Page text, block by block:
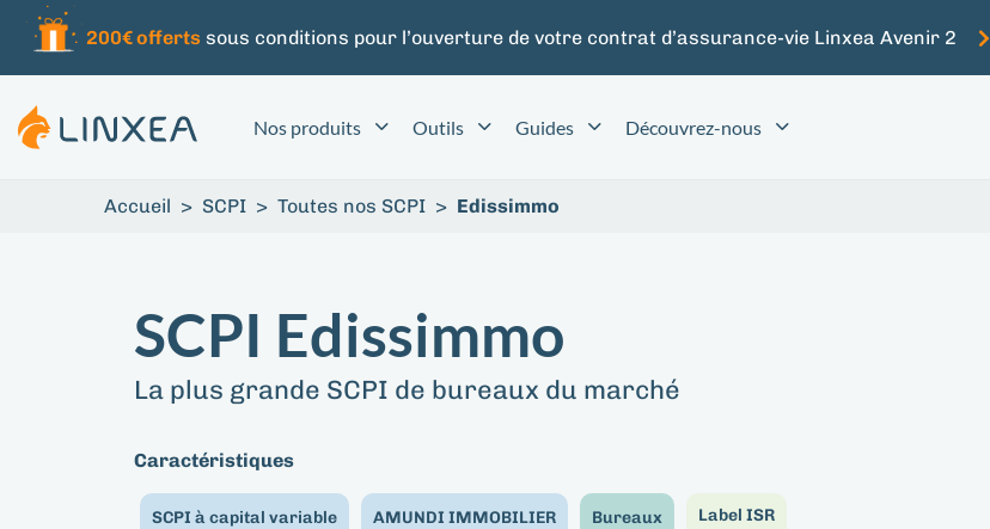
200€ offerts sous conditions pour l’ouverture de votre contrat d’assurance-vie Linxea Avenir 2
Nos produits Outils Guides Découvrez-nous
Accueil > SCPI > Toutes nos SCPI > Edissimmo
SCPI Edissimmo
La plus grande SCPI de bureaux du marché
Caractéristiques
SCPI à capital variable AMUNDI IMMOBILIER Bureaux Label ISR